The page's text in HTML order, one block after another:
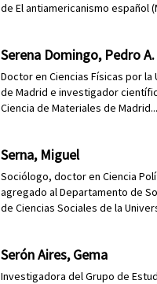
de El antiamericanismo español
Serena Domingo, Pedro A.
Doctor en Ciencias Físicas por
de Madrid e investigador
Ciencia de Materiales de
Serna, Miguel
Sociólogo, doctor en Ciencia
agregado al Departamento de
de Ciencias Sociales de la
Serón Aires, Gema
Investigadora del Grupo de